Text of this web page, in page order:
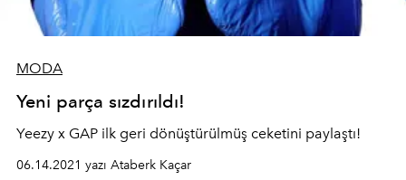
MODA
Yeni parça sızdırıldı!
Yeezy x GAP ilk geri dönüştürülmüş ceketini paylaştı!
06.14.2021 yazı Ataberk Kaçar